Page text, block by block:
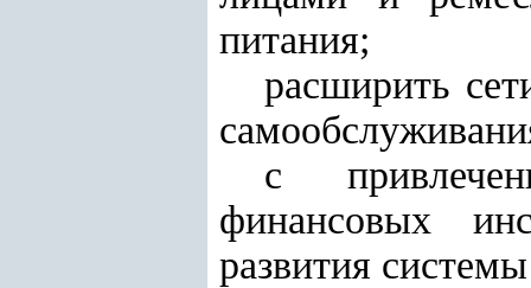
питания;
расширить
с
финансовых
развития